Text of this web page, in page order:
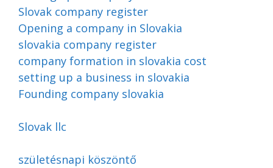
Slovak company register
Opening a company in Slovakia
slovakia company register
company formation in slovakia cost
setting up a business in slovakia
Founding company slovakia
Slovak llc
születésnapi köszöntő